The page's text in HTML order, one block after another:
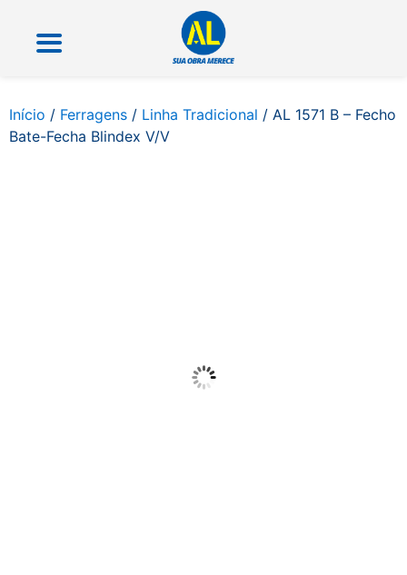
Início / Ferragens / Linha Tradicional / AL 1571 B – Fecho
Bate-Fecha Blindex V/V